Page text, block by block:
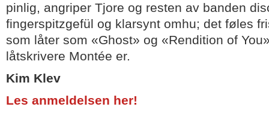
pinlig, angriper Tjore og resten av banden
fingerspitzgefül og klarsynt omhu; det føles
som låter som «Ghost» og «Rendition of
låtskrivere Montée er.
Kim Klev
Les anmeldelsen her!